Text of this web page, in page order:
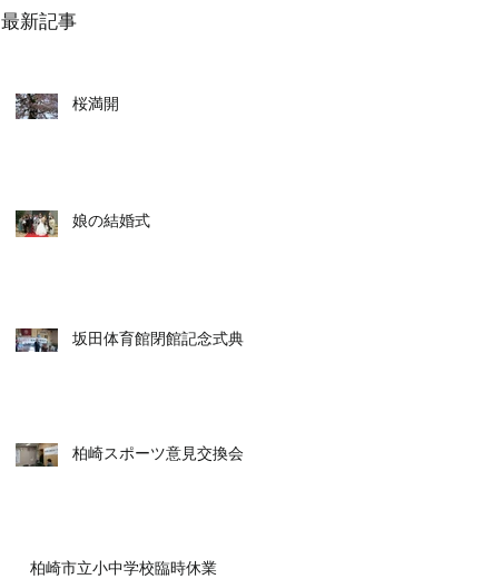
最新記事
桜満開
娘の結婚式
坂田体育館閉館記念式典
柏崎スポーツ意見交換会
柏崎市立小中学校臨時休業